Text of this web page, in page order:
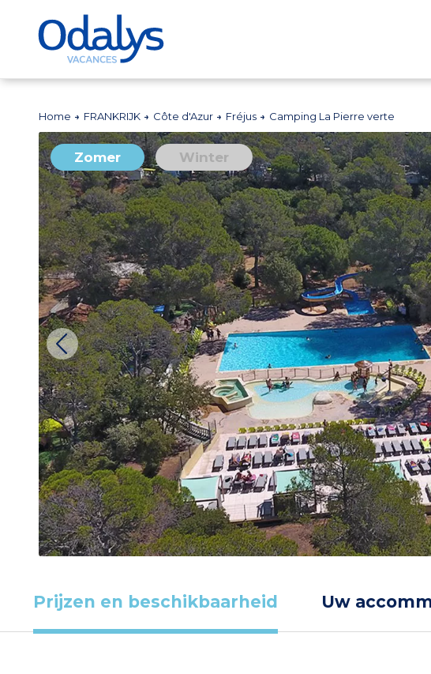
Home FRANKRIJK Côte d'Azur Fréjus Camping La Pierre verte
Zomer Winter
Prijzen en beschikbaarheid Uw